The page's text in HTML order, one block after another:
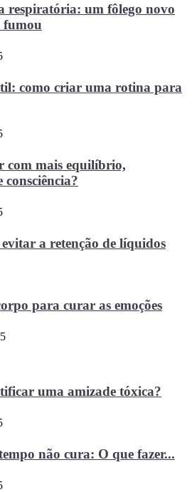
respiratória: um fôlego novo
fumou
como criar uma rotina para
com mais equilíbrio,
a retenção de líquidos
para curar as emoções
uma amizade tóxica?
não cura: O que fazer...